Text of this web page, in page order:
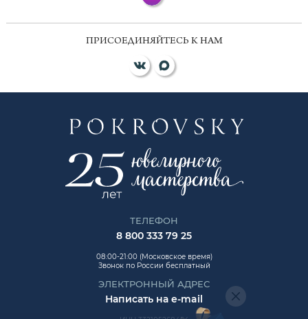
ПРИСОЕДИНЯЙТЕСЬ К НАМ
ТЕЛЕФОН
8 800 333 79 25
08:00-21:00 (Московское время)
Звонок по России бесплатный
ЭЛЕКТРОННЫЙ АДРЕС
Написать на e-mail